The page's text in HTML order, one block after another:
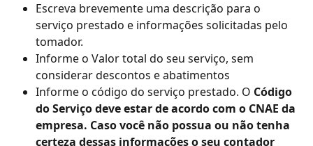
Escreva brevemente uma descrição para o
serviço prestado e informações solicitadas pelo
tomador.
Informe o Valor total do seu serviço, sem
considerar descontos e abatimentos
Informe o código do serviço prestado. O Código
do Serviço deve estar de acordo com o CNAE da
empresa. Caso você não possua ou não tenha
certeza dessas informações o seu contador